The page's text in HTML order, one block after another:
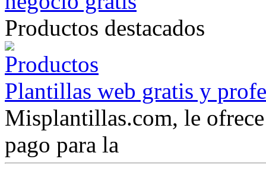
Productos destacados
Plantillas web gratis y
Misplantillas.com, le
pago para la